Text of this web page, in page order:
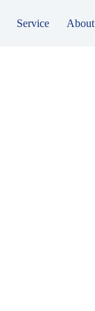
Service About